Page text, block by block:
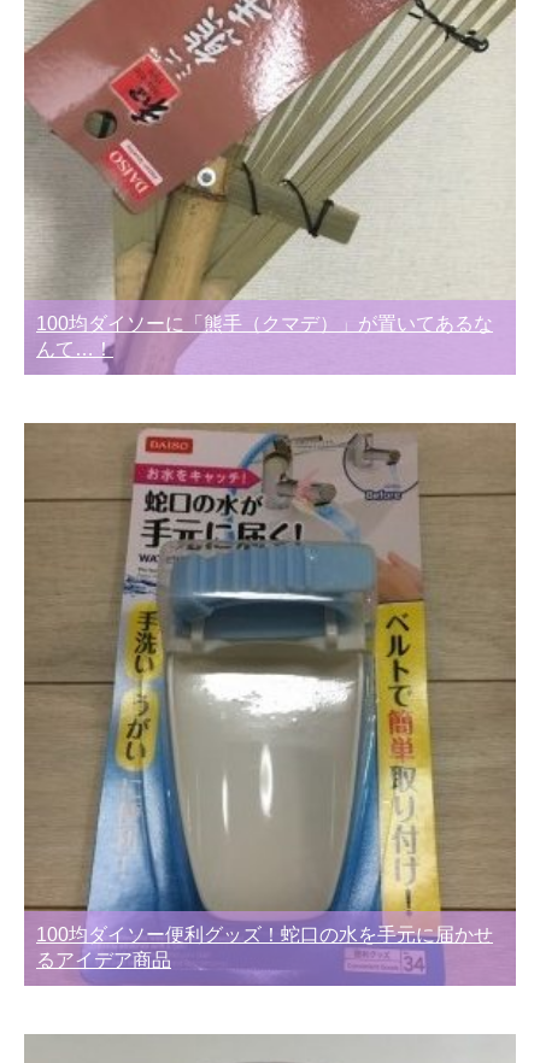
100均ダイソーに「熊手（クマデ）」が置いてあるな
んて…！
100均ダイソー便利グッズ！蛇口の水を手元に届かせ
るアイデア商品